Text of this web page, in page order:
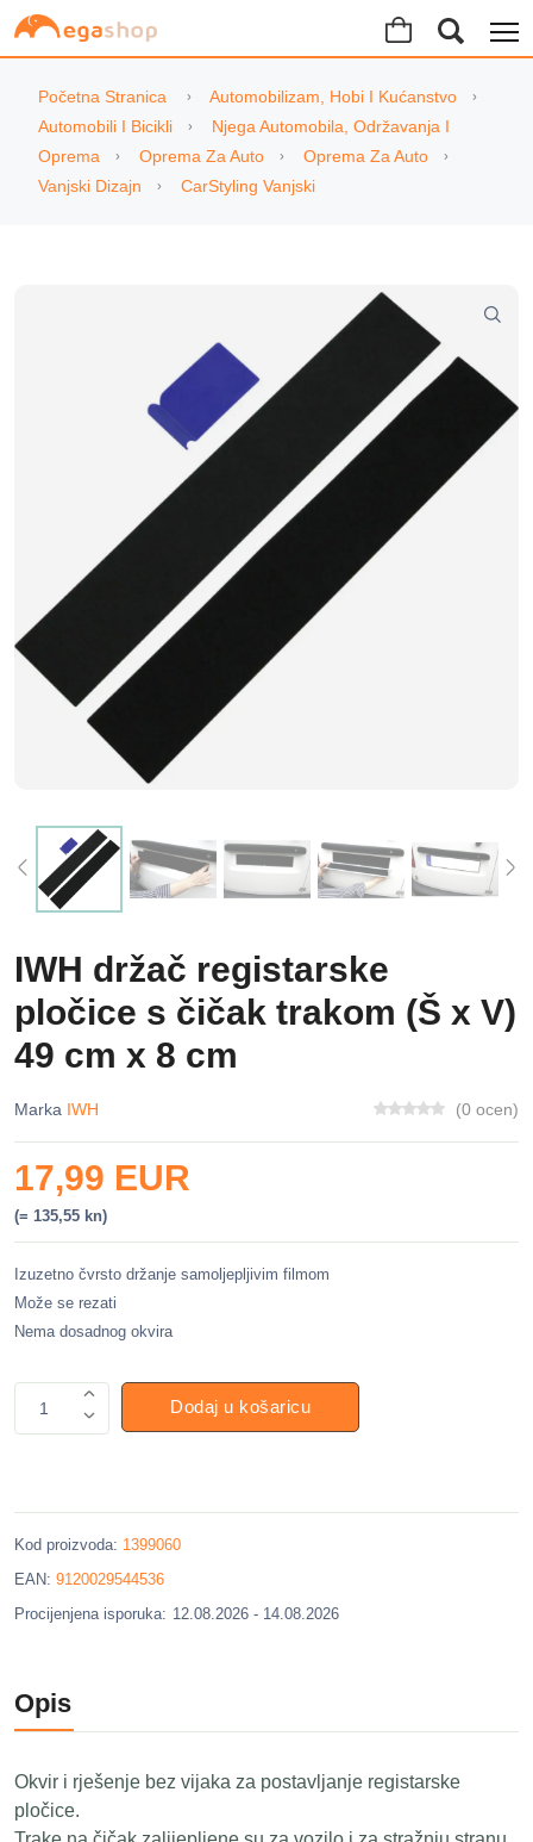
Početna Stranica
Automobilizam, Hobi I Kućanstvo
Automobili I Bicikli
Njega Automobila, Održavanja I
Oprema
Oprema Za Auto
Oprema Za Auto
Vanjski Dizajn
CarStyling Vanjski
IWH držač registarske
pločice s čičak trakom (Š x V)
49 cm x 8 cm
Marka IWH (0 ocen)
17,99 EUR
(= 135,55 kn)
Izuzetno čvrsto držanje samoljepljivim filmom
Može se rezati
Nema dosadnog okvira
1 Dodaj u košaricu
Kod proizvoda: 1399060
EAN: 9120029544536
Procijenjena isporuka: 12.08.2026 - 14.08.2026
Opis
Okvir i rješenje bez vijaka za postavljanje registarske
pločice.